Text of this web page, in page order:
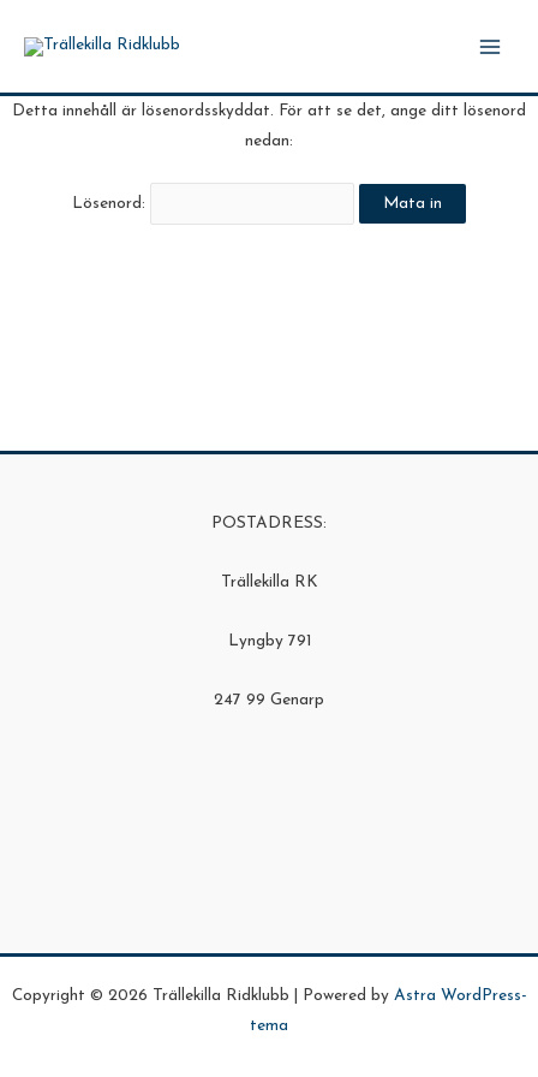
Detta innehåll är lösenordsskyddat. För att se det, ange ditt lösenord
nedan:
Lösenord:
POSTADRESS:
Trällekilla RK
Lyngby 791
247 99 Genarp
Copyright © 2026 Trällekilla Ridklubb | Powered by Astra WordPress-
tema